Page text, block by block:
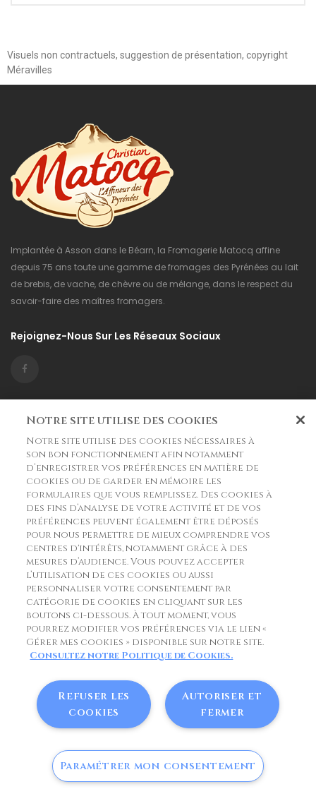
0
Visuels non contractuels, suggestion de présentation, copyright
Méravilles
Implantée à Asson dans le Béarn, la Fromagerie Matocq affine
depuis 75 ans toute une gamme de fromages des Pyrénées au lait
de brebis, de vache, de chèvre ou de mélange, dans le respect du
savoir-faire des maîtres fromagers.
Rejoignez-Nous Sur Les Réseaux Sociaux
La Boutique
Fromagerie Matocq
Route du Col de Soulor 3 chemin de Grabot
64800 Asson
France
commande@matocq.fr
www.matocq.fr
33 (0)5 59 71 40 03
Copyright © Matocq. Tous droits réservés.
Politique des données personnelles
Politique de cookies
Notre site utilise des cookies
Notre site utilise des cookies nécessaires à
son bon fonctionnement afin notamment
d’enregistrer vos préférences en matière de
cookies ou de garder en mémoire les
formulaires que vous remplissez. Des cookies à
des fins d’analyse de votre activité et de vos
préférences peuvent également être déposés
pour nous permettre de mieux comprendre vos
centres d'intérêts, notamment grâce à des
mesures d’audience. Vous pouvez accepter
l’utilisation de ces cookies ou aussi
personnaliser votre consentement par
catégorie de cookies en cliquant sur les
boutons ci-dessous. À tout moment, vous
pourrez modifier vos préférences via le lien «
Gérer mes cookies » disponible sur notre site.
Consultez notre Politique de Cookies.
Autoriser et
fermer
Refuser les
cookies
Paramétrer mon consentement